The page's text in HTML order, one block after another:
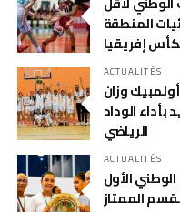
المنطقة
إفريقيا
ACTUALITÉS
وزان
الوداد
الرياضي
ACTUALITÉS
الأول
الممتاز